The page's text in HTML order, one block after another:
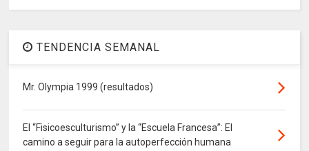
TENDENCIA SEMANAL
Mr. Olympia 1999 (resultados)
El “Fisicoesculturismo” y la “Escuela Francesa”: El
camino a seguir para la autoperfección humana